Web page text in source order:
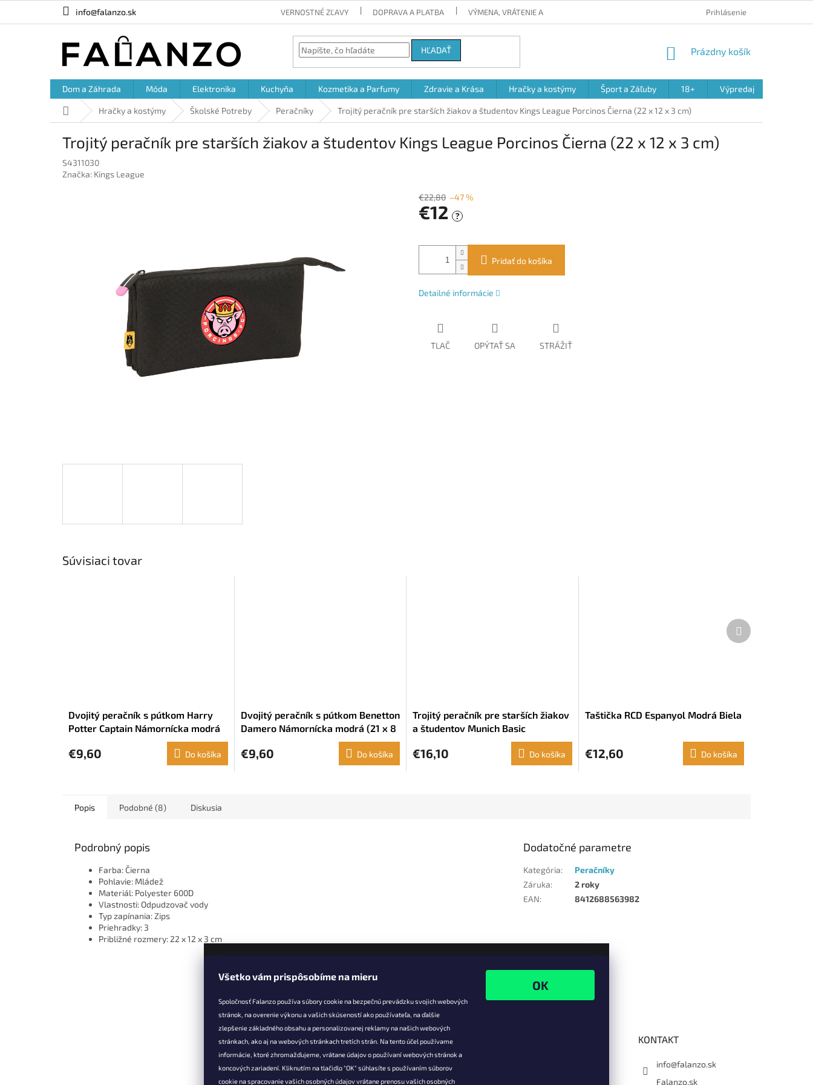
Všetko vám prispôsobíme na mieru
Spoločnosť Falanzo používa súbory cookie na bezpečnú prevádzku svojich webových
stránok, na overenie výkonu a vašich skúseností ako používateľa, na ďalšie
zlepšenie základného obsahu a personalizovanej reklamy na našich webových
stránkach, ako aj na webových stránkach tretích strán. Na tento účel používame
informácie, ktoré zhromažďujeme, vrátane údajov o používaní webových stránok a
koncových zariadení. Kliknutím na tlačidlo "OK" súhlasíte s používaním súborov
cookie na spracovanie vašich osobných údajov vrátane prenosu vašich osobných
info@falanzo.sk VERNOSTNÉ ZĽAVY DOPRAVA A PLATBA VÝMENA, VRÁTENIE A REKLAMÁCIA PRODUKTOV OBCHODNÉ PODMIENKY
Prihlásenie
HĽADAŤ
NÁKUPNÝ
Prázdny košík
Dom a Záhrada Móda Elektronika Kuchyňa Kozmetika a Parfumy Zdravie a Krása Hračky a kostýmy Šport a Záľuby 18+ Výpredaj
DomovHračky a kostýmy Školské Potreby Peračníky Trojitý peračník pre starších žiakov a študentov Kings League Porcinos Čierna (22 x 12 x 3 cm)
Trojitý peračník pre starších žiakov a študentov Kings League Porcinos Čierna (22 x 12 x 3 cm)
S4311030
Značka: Kings League
€22,80 –47 %
€12 ?
cena:
Pridať do košíka
Detailné informácie
TLAČ OPÝTAŤ SA STRÁŽIŤ
Súvisiaci tovar
Dvojitý peračník s pútkom Harry
Potter Captain Námornícka modrá
€9,60 Do košíka
Dvojitý peračník s pútkom Benetton
Damero Námornícka modrá (21 x 8
€9,60 Do košíka
Trojitý peračník pre starších žiakov
a študentov Munich Basic
Odpudzovač vody Fialová (22 x 12 x
3 cm)
€16,10 Do košíka
Taštička RCD Espanyol Modrá Biela
€12,60 Do košíka
Ďalší
produkt
Popis Podobné (8) Diskusia
Podrobný popis
Farba: Čierna
Pohlavie: Mládež
Materiál: Polyester 600D
Vlastnosti: Odpudzovač vody
Typ zapínania: Zips
Priehradky: 3
Približné rozmery: 22 x 12 x 3 cm
Dodatočné parametre
Kategória:
Peračníky
Záruka:
2 roky
EAN: 8412688563982
Informácie pre vás
Vernostné zľavy
Doprava a platba
Facebook KONTAKT
info@falanzo.sk
Falanzo.sk